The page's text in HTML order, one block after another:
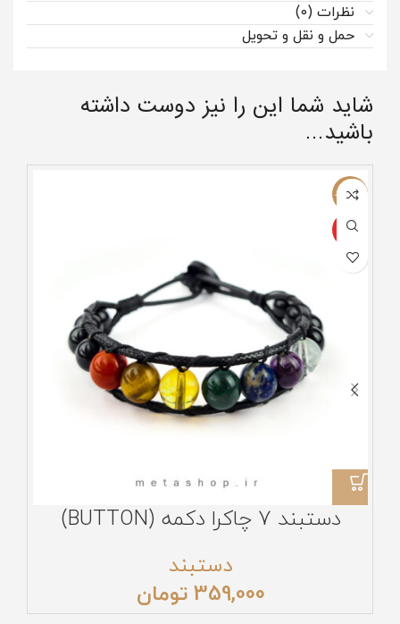
نظرات (0)
حمل و نقل و تحویل
شاید شما این را نیز دوست داشته
باشید…
ناموجود
ویژه
دستبند 7 چاکرا دکمه (BUTTON)
دستبند
359,000 تومان